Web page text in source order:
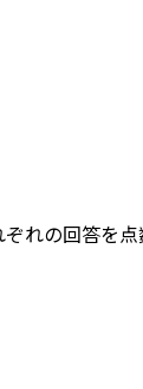
れの回答を